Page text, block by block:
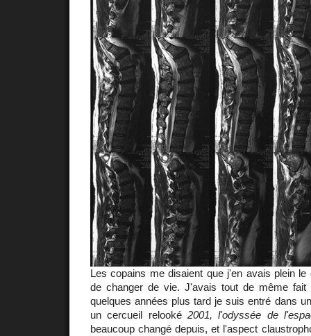
Les copains me disaient que j'en avais plein
de changer de vie. J'avais tout de même
quelques années plus tard je suis entré dans
un cercueil relooké 2001, l'odyssée de
beaucoup changé depuis, et l'aspect